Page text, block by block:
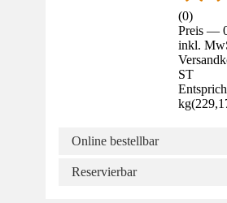
(0)
Preis —
inkl.
ST
kg(
Online bestellbar
Reservierbar